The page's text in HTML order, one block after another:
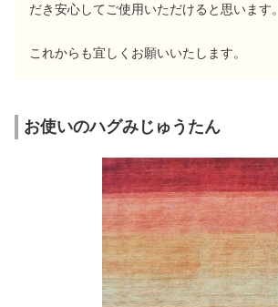
だき安心してご使用いただけると思います。
これからも宜しくお願いいたします。
お使いのハグみじゅうたん